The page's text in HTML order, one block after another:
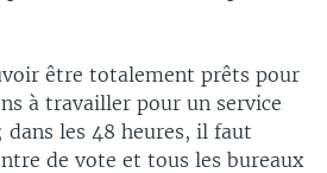
être totalement prêts pour
à travailler pour un service
les 48 heures, il faut
de vote et tous les bureaux